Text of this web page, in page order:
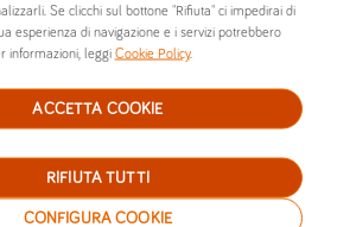
Se clicchi sul bottone "Rifiuta" ci impedirai di
esperienza di navigazione e i servizi potrebbero
informazioni, leggi Cookie Policy.
CONFIGURA COOKIE
RIFIUTA TUTTI
ACCETTA COOKIE